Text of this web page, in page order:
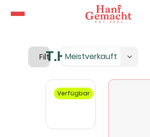
Filter Meistverkauft
T.H.Seeds
Verfügbar